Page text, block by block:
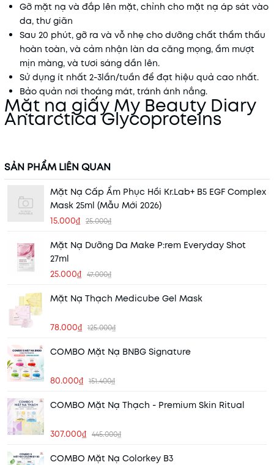
Gỡ mặt nạ và đắp lên mặt, chỉnh cho mặt nạ áp sát vào
da, thư giãn
Sau 20 phút, gỡ ra và vỗ nhẹ cho dưỡng chất thẩm thấu
hoàn toàn, và cảm nhận làn da căng mọng, ẩm mượt
mịn màng, và tươi sáng dần lên.
Sử dụng ít nhất 2-3lần/tuần để đạt hiệu quả cao nhất.
Bảo quản nơi thoáng mát, tránh ánh nắng.
Mặt nạ giấy My Beauty Diary
Antarctica Glycoproteins
SẢN PHẨM LIÊN QUAN
Mặt Nạ Cấp Ẩm Phục Hồi Kr.Lab+ B5 EGF Complex
Mask 25ml (Mẫu Mới 2026)
15.000₫ 25.000₫
Mặt Nạ Dưỡng Da Make P:rem Everyday Shot
27ml
25.000₫ 47.000₫
Mặt Nạ Thạch Medicube Gel Mask
78.000₫ 125.000₫
COMBO Mặt Nạ BNBG Signature
80.000₫ 151.400₫
COMBO Mặt Nạ Thạch - Premium Skin Ritual
307.000₫ 445.000₫
COMBO Mặt Nạ Colorkey B3